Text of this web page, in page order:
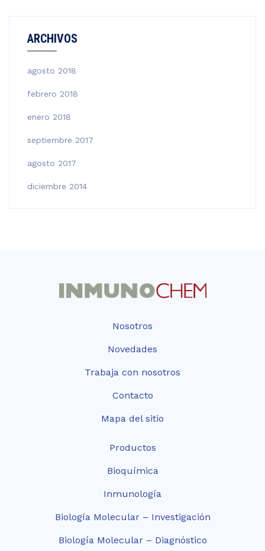
ARCHIVOS
agosto 2018
febrero 2018
enero 2018
septiembre 2017
agosto 2017
diciembre 2014
Nosotros
Novedades
Trabaja con nosotros
Contacto
Mapa del sitio
Productos
Bioquímica
Inmunología
Biología Molecular – Investigación
Biología Molecular – Diagnóstico